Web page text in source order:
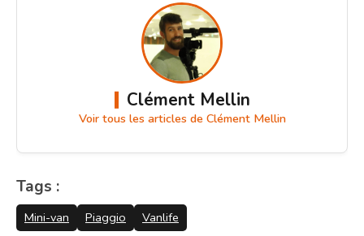
Clément Mellin
Voir tous les articles de Clément Mellin
Tags :
Mini-van Piaggio Vanlife